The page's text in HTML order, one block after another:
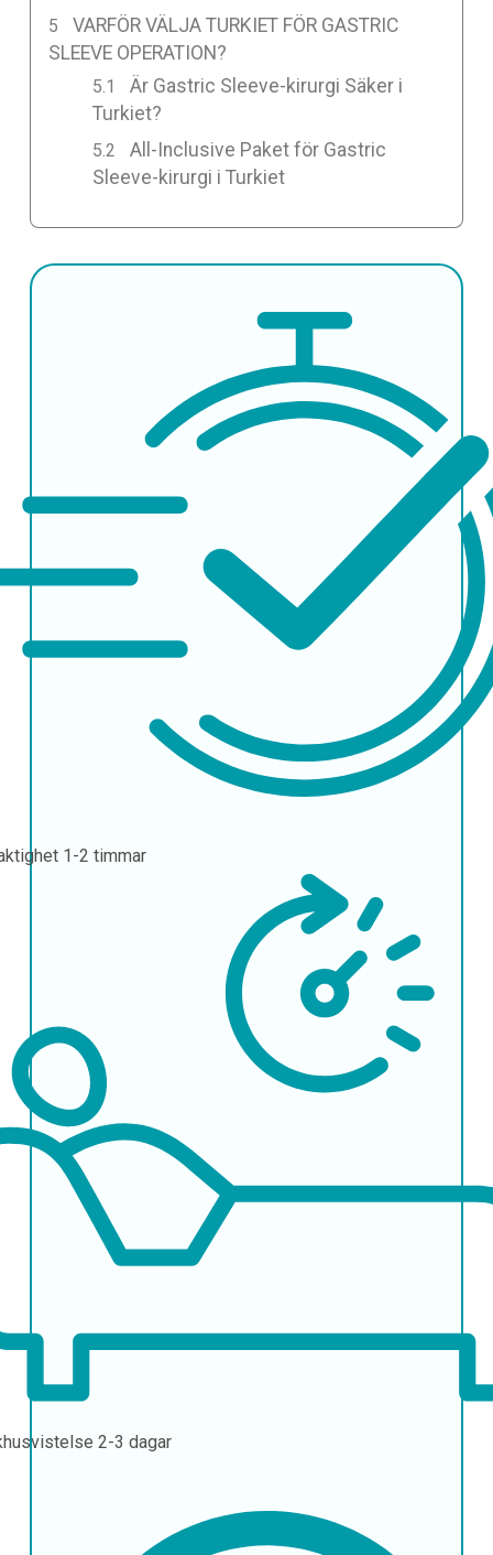
VARFÖR VÄLJA TURKIET FÖR GASTRIC
SLEEVE OPERATION?
Är Gastric Sleeve-kirurgi Säker i
Turkiet?
All-Inclusive Paket för Gastric
Sleeve-kirurgi i Turkiet
1-2 timmar
2-3 dagar